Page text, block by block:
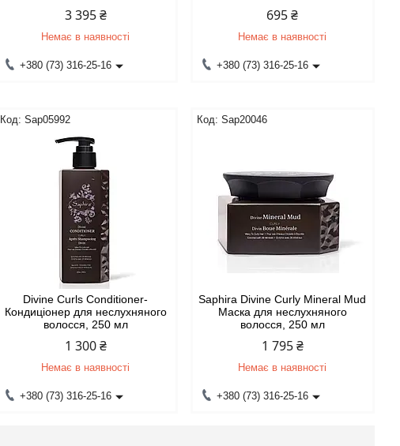
3 395 ₴
Немає в наявності
+380 (73) 316-25-16
695 ₴
Немає в наявності
+380 (73) 316-25-16
Sap05992
Divine Curls Conditioner-
Кондиціонер для неслухняного
волосся, 250 мл
1 300 ₴
Немає в наявності
+380 (73) 316-25-16
Sap20046
Saphira Divine Curly Mineral Mud
Маска для неслухняного
волосся, 250 мл
1 795 ₴
Немає в наявності
+380 (73) 316-25-16